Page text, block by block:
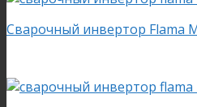
Сварочный инвертор Flama